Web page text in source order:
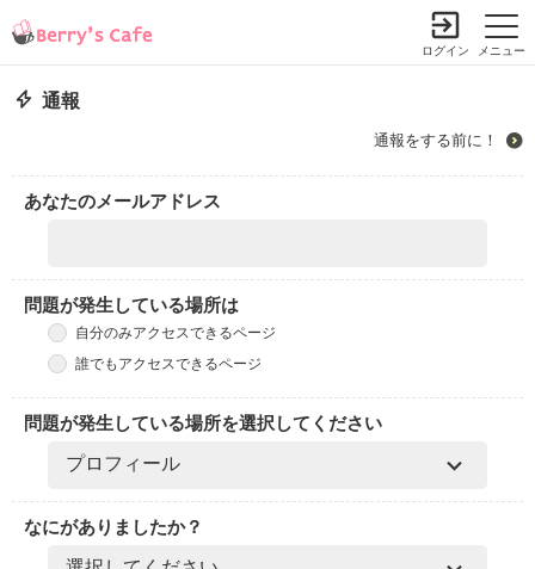
メニュー
ログイン
通報
通報をする前に！
あなたのメールアドレス
問題が発生している場所は
自分のみアクセスできるページ
誰でもアクセスできるページ
問題が発生している場所を選択してください
なにがありましたか？